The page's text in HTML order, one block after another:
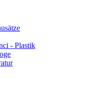
- Plastik